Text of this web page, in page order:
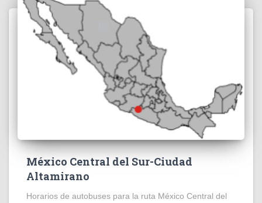
México Central del Sur-Ciudad
Altamirano
Horarios de autobuses para la ruta México Central del